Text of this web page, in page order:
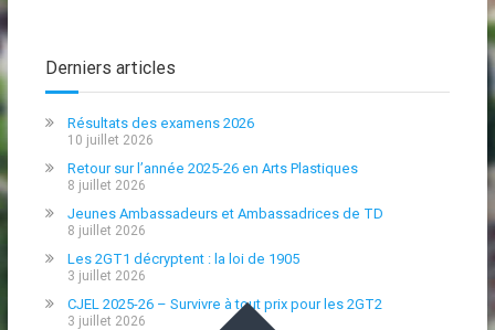
Derniers articles
Résultats des examens 2026
10 juillet 2026
Retour sur l’année 2025-26 en Arts Plastiques
8 juillet 2026
Jeunes Ambassadeurs et Ambassadrices de TD
8 juillet 2026
Les 2GT1 décryptent : la loi de 1905
3 juillet 2026
CJEL 2025-26 – Survivre à tout prix pour les 2GT2
3 juillet 2026